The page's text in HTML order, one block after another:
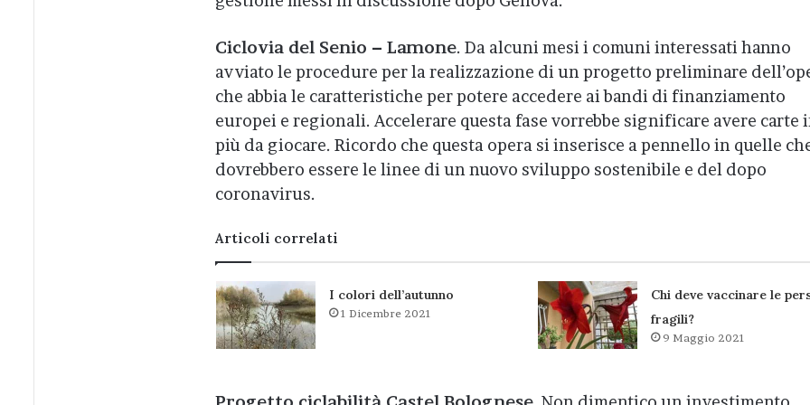
Ciclovia del Senio – Lamone. Da alcuni mesi i comuni interessati hanno
avviato le procedure per la realizzazione di un progetto preliminare
che abbia le caratteristiche per potere accedere ai bandi di finanziamento
europei e regionali. Accelerare questa fase vorrebbe significare avere carte
più da giocare. Ricordo che questa opera si inserisce a pennello in quelle
dovrebbero essere le linee di un nuovo sviluppo sostenibile e del dopo
coronavirus.
Articoli correlati
I colori dell’autunno
1 Dicembre 2021
Chi deve vaccinare le
fragili?
9 Maggio 2021